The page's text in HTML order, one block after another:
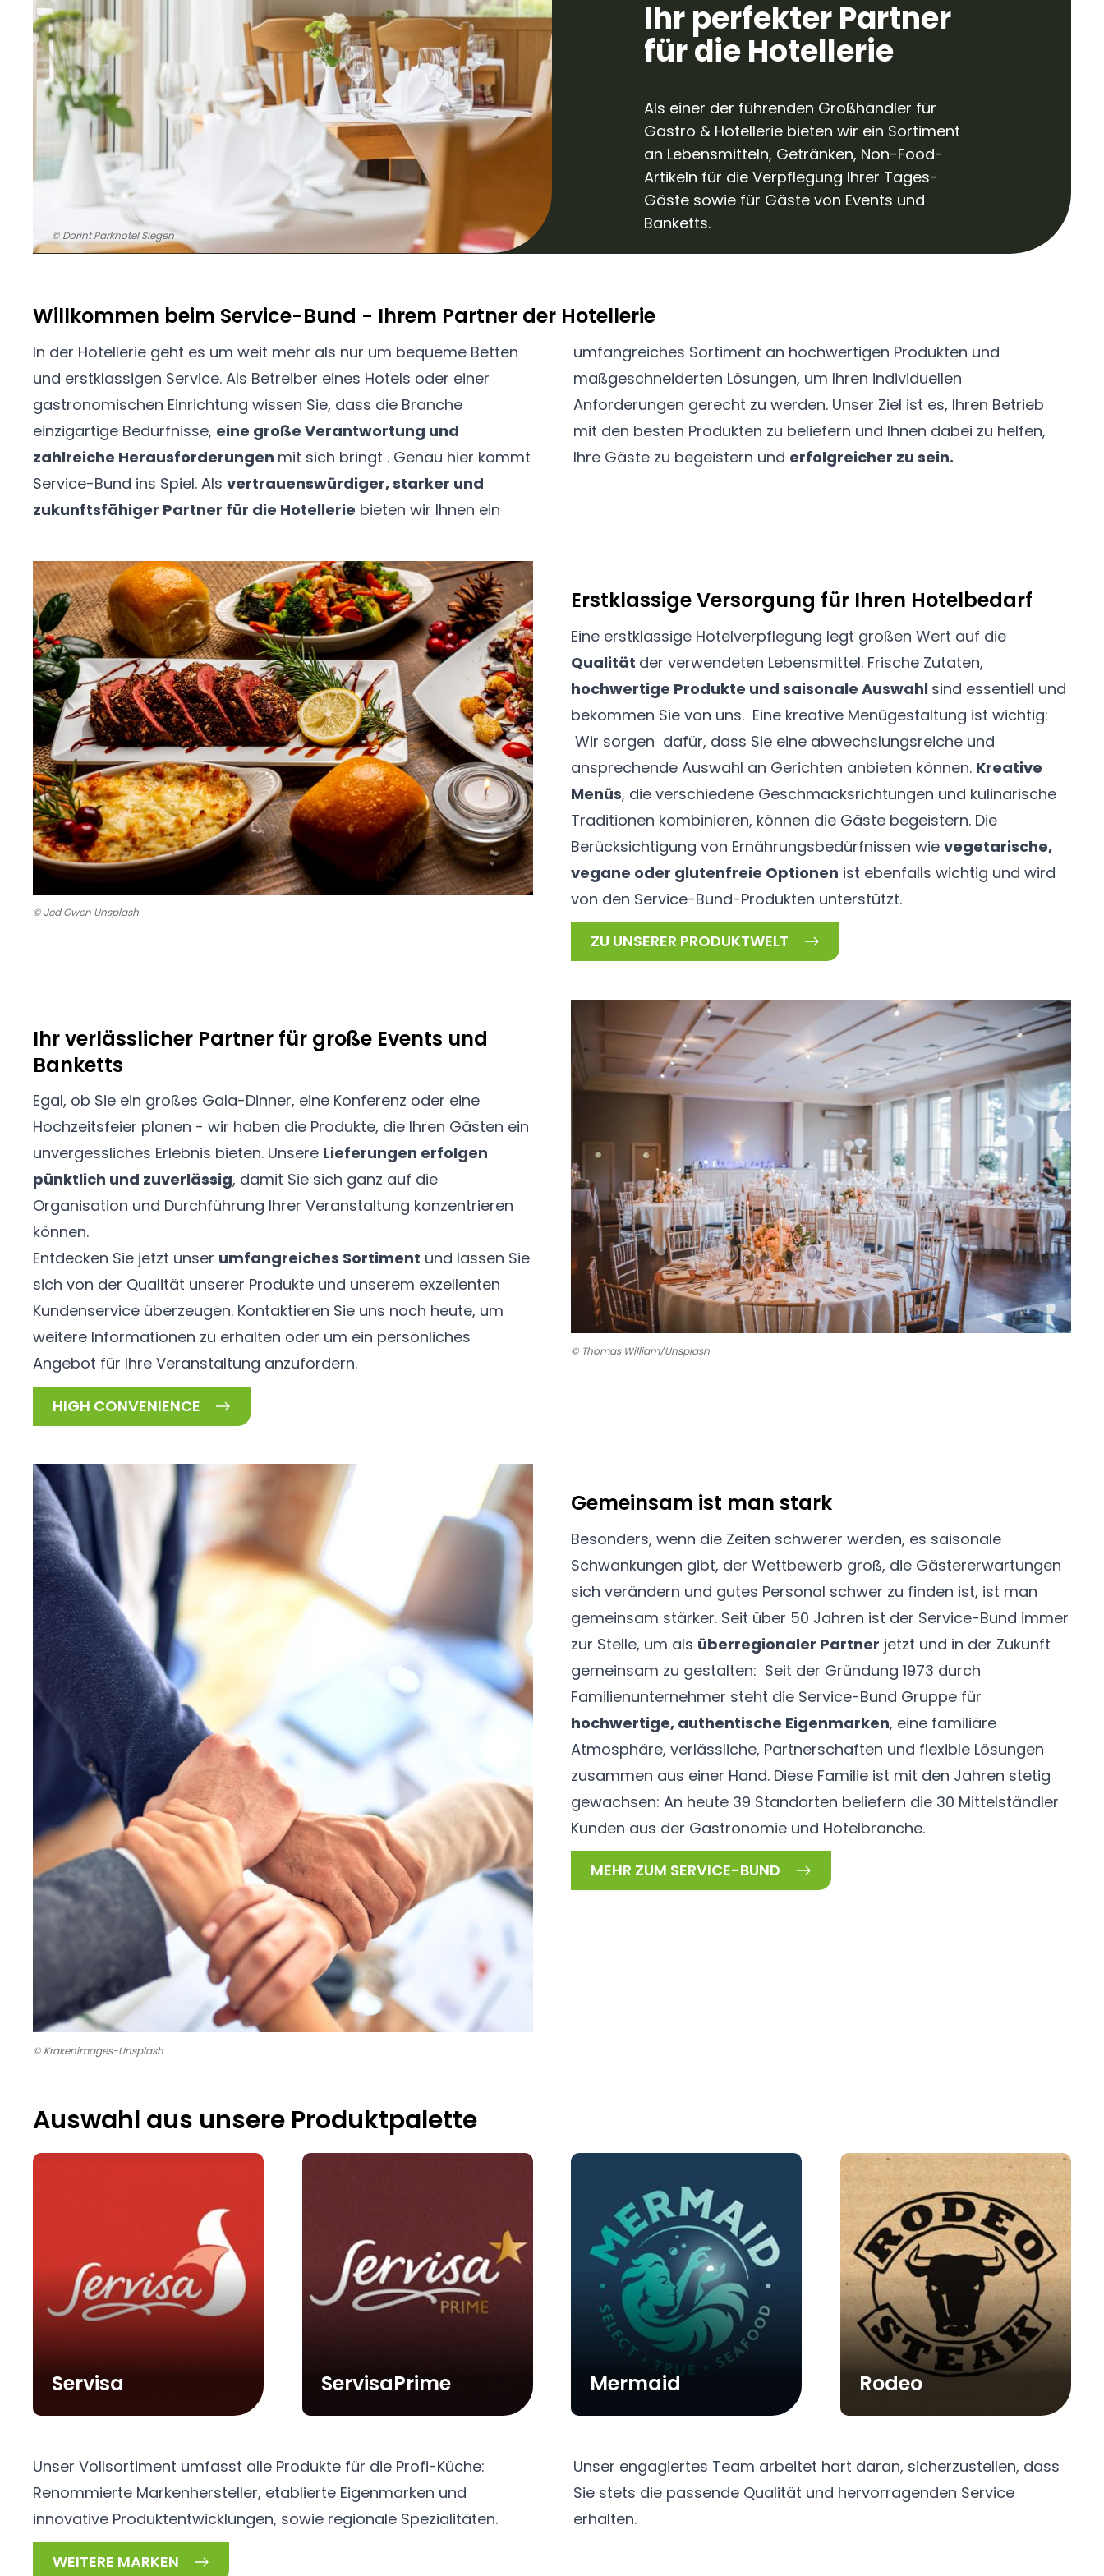
© Dorint Parkhotel Siegen
Ihr perfekter Partner
für die Hotellerie
Als einer der führenden Großhändler für
Gastro & Hotellerie bieten wir ein Sortiment
an Lebensmitteln, Getränken, Non-Food-
Artikeln für die Verpflegung Ihrer Tages-
Gäste sowie für Gäste von Events und
Banketts.
Willkommen beim Service-Bund - Ihrem Partner der Hotellerie
In der Hotellerie geht es um weit mehr als nur um bequeme Betten
und erstklassigen Service. Als Betreiber eines Hotels oder einer
gastronomischen Einrichtung wissen Sie, dass die Branche
einzigartige Bedürfnisse, eine große Verantwortung und
zahlreiche Herausforderungen mit sich bringt . Genau hier kommt
Service-Bund ins Spiel. Als vertrauenswürdiger, starker und
zukunftsfähiger Partner für die Hotellerie bieten wir Ihnen ein
umfangreiches Sortiment an hochwertigen Produkten und
maßgeschneiderten Lösungen, um Ihren individuellen
Anforderungen gerecht zu werden. Unser Ziel ist es, Ihren Betrieb
mit den besten Produkten zu beliefern und Ihnen dabei zu helfen,
Ihre Gäste zu begeistern und erfolgreicher zu sein.
© Jed Owen Unsplash
Erstklassige Versorgung für Ihren Hotelbedarf
Eine erstklassige Hotelverpflegung legt großen Wert auf die
Qualität der verwendeten Lebensmittel. Frische Zutaten,
hochwertige Produkte und saisonale Auswahl sind essentiell und
bekommen Sie von uns. Eine kreative Menügestaltung ist wichtig:
Wir sorgen dafür, dass Sie eine abwechslungsreiche und
ansprechende Auswahl an Gerichten anbieten können. Kreative
Menüs, die verschiedene Geschmacksrichtungen und kulinarische
Traditionen kombinieren, können die Gäste begeistern. Die
Berücksichtigung von Ernährungsbedürfnissen wievegetarische,
vegane oder glutenfreie Optionen ist ebenfalls wichtig und wird
von den Service-Bund-Produkten unterstützt.
ZU UNSERER PRODUKTWELT
Ihr verlässlicher Partner für große Events und
Banketts
Egal, ob Sie ein großes Gala-Dinner, eine Konferenz oder eine
Hochzeitsfeier planen - wir haben die Produkte, die Ihren Gästen ein
unvergessliches Erlebnis bieten. Unsere Lieferungen erfolgen
pünktlich und zuverlässig, damit Sie sich ganz auf die
Organisation und Durchführung Ihrer Veranstaltung konzentrieren
können.
Entdecken Sie jetzt unser umfangreiches Sortiment und lassen Sie
sich von der Qualität unserer Produkte und unserem exzellenten
Kundenservice überzeugen. Kontaktieren Sie uns noch heute, um
weitere Informationen zu erhalten oder um ein persönliches
Angebot für Ihre Veranstaltung anzufordern.
HIGH CONVENIENCE
© Thomas William/Unsplash
© Krakenimages-Unsplash
Gemeinsam ist man stark
Besonders, wenn die Zeiten schwerer werden, es saisonale
Schwankungen gibt, der Wettbewerb groß, die Gästererwartungen
sich verändern und gutes Personal schwer zu finden ist, ist man
gemeinsam stärker. Seit über 50 Jahren ist der Service-Bund immer
zur Stelle, um als überregionaler Partner jetzt und in der Zukunft
gemeinsam zu gestalten: Seit der Gründung 1973 durch
Familienunternehmer steht die Service-Bund Gruppe für
hochwertige, authentische Eigenmarken, eine familiäre
Atmosphäre, verlässliche, Partnerschaften und flexible Lösungen
zusammen aus einer Hand. Diese Familie ist mit den Jahren stetig
gewachsen: An heute 39 Standorten beliefern die 30 Mittelständler
Kunden aus der Gastronomie und Hotelbranche.
MEHR ZUM SERVICE-BUND
Auswahl aus unsere Produktpalette
Servisa ServisaPrime Mermaid Rodeo
Unser Vollsortiment umfasst alle Produkte für die Profi-Küche:
Renommierte Markenhersteller, etablierte Eigenmarken und
innovative Produktentwicklungen, sowie regionale Spezialitäten.
Unser engagiertes Team arbeitet hart daran, sicherzustellen, dass
Sie stets die passende Qualität und hervorragenden Service
erhalten.
WEITERE MARKEN